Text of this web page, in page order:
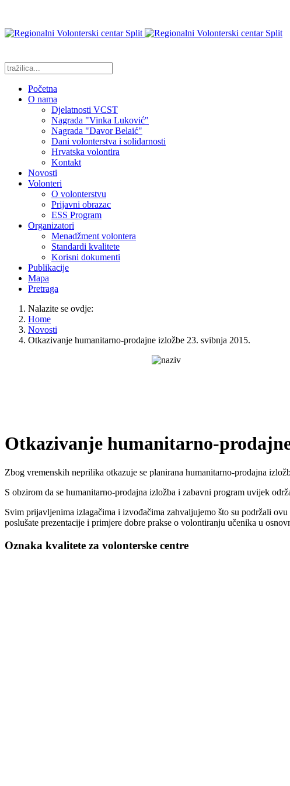
Početna
O nama
Djelatnosti VCST
Nagrada "Vinka Luković"
Nagrada "Davor Belaić"
Dani volonterstva i solidarnosti
Hrvatska volontira
Kontakt
Novosti
Volonteri
O volonterstvu
Prijavni obrazac
ESS Program
Organizatori
Menadžment volontera
Standardi kvalitete
Korisni dokumenti
Publikacije
Mapa
Pretraga
Nalazite se ovdje:
Home
Novosti
Otkazivanje humanitarno-prodajne izložbe 23. svibnja 2015.
Otkazivanje humanitarno-
Zbog vremenskih neprilika otkazuje se planirana humanitarno-prodajna
S obzirom da se humanitarno-prodajna izložba i zabavni program uvijek
Svim prijavljenima izlagačima i izvođačima zahvaljujemo što su podržali
poslušate prezentacije i primjere dobre prakse o volontiranju učenika u
Oznaka kvalitete za volonterske centre